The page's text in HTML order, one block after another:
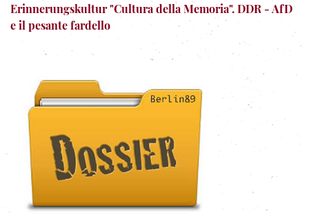
Erinnerungskultur "Cultura della Memoria". DDR - AfD
e il pesante fardello